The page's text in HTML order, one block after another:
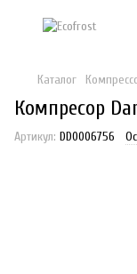
Каталог
Компресор
Артикул: DD0006756